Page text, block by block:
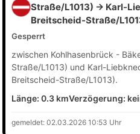
Straße/L1013) → Karl-
Breitscheid-Straße/
Gesperrt
zwischen Kohlhasenbrück -
Straße/L1013) und Karl-
Breitscheid-Straße/L1013).
Länge: 0.3 kmVerzögerung:
gemeldet: 02.03.2026 10:53 Uhr